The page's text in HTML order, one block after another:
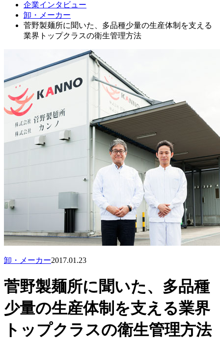
企業インタビュー
卸・メーカー
菅野製麺所に聞いた、多品種少量の生産体制を支える
業界トップクラスの衛生管理方法
卸・メーカー2017.01.23
菅野製麺所に聞いた、多品種
少量の生産体制を支える業界
トップクラスの衛生管理方法